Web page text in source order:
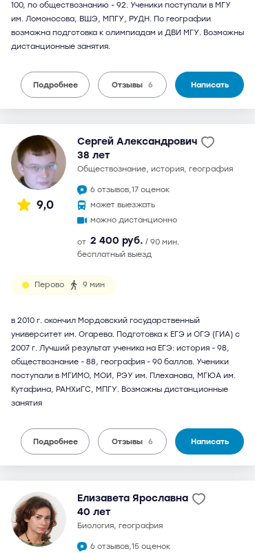
100, по обществознанию - 92. Ученики поступали в МГУ
им. Ломоносова, ВШЭ, МПГУ, РУДН. По географии
возможна подготовка к олимпиадам и ДВИ МГУ. Возможны
дистанционные занятия.
Подробнее Отзывы 6 Написать
9,0
Сергей Александрович
38 лет
обществознание, история, география
6 отзывов,17 оценок
может выезжать
можно дистанционно
от 2 400 руб. / 90 мин.
бесплатный выезд
Перово 9 мин
в 2010 г. окончил Мордовский государственный
университет им. Огарева. Подготовка к ЕГЭ и ОГЭ (ГИА) с
2007 г. Лучший результат ученика на ЕГЭ: история - 98,
обществознание - 88, география - 90 баллов. Ученики
поступали в МГИМО, МОИ, РЭУ им. Плеханова, МГЮА им.
Кутафина, РАНХиГС, МПГУ. Возможны дистанционные
занятия
Подробнее Отзывы 6 Написать
Елизавета Ярославна
40 лет
биология, география
6 отзывов,15 оценок